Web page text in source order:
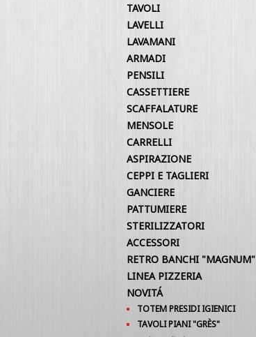
TAVOLI
LAVELLI
LAVAMANI
ARMADI
PENSILI
CASSETTIERE
SCAFFALATURE
MENSOLE
CARRELLI
ASPIRAZIONE
CEPPI E TAGLIERI
GANCIERE
PATTUMIERE
STERILIZZATORI
ACCESSORI
RETRO BANCHI "MAGNUM"
LINEA PIZZERIA
NOVITÁ
TOTEM PRESIDI IGIENICI
TAVOLI PIANI "GRÈS"